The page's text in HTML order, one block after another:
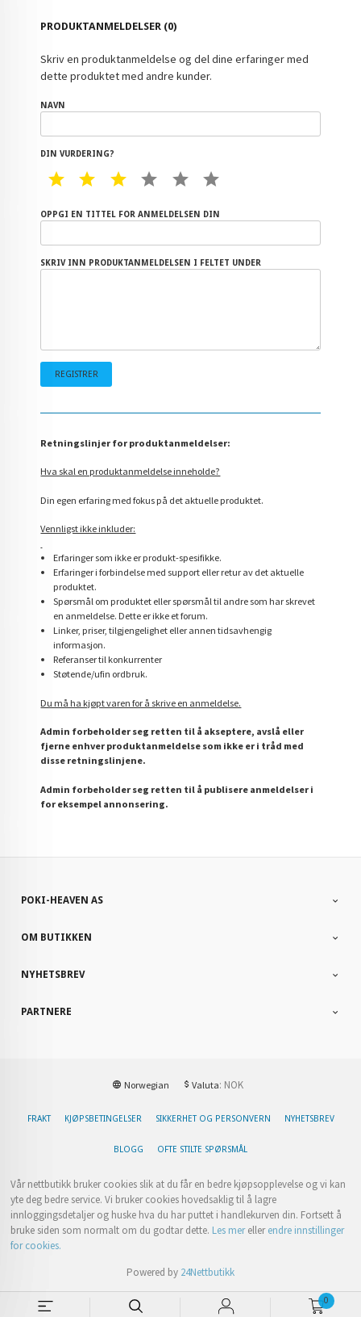
0
PRODUKTANMELDELSER (0)
Skriv en produktanmeldelse og del dine erfaringer med
dette produktet med andre kunder.
NAVN
DIN VURDERING?
1 STAR2 STAR3 STAR4 STAR5 STAR
OPPGI EN TITTEL FOR ANMELDELSEN DIN
SKRIV INN PRODUKTANMELDELSEN I FELTET UNDER
Retningslinjer for produktanmeldelser:
Hva skal en produktanmeldelse inneholde?
Din egen erfaring med fokus på det aktuelle produktet.
Vennligst ikke inkluder:
Erfaringer som ikke er produkt-spesifikke.
Erfaringer i forbindelse med support eller retur av det aktuelle
produktet.
Spørsmål om produktet eller spørsmål til andre som har skrevet
en anmeldelse. Dette er ikke et forum.
Linker, priser, tilgjengelighet eller annen tidsavhengig
informasjon.
Referanser til konkurrenter
Støtende/ufin ordbruk.
Du må ha kjøpt varen for å skrive en anmeldelse.
Admin forbeholder seg retten til å akseptere, avslå eller
fjerne enhver produktanmeldelse som ikke er i tråd med
disse retningslinjene.
Admin forbeholder seg retten til å publisere anmeldelser i
for eksempel annonsering.
POKI-HEAVEN AS
OM BUTIKKEN
NYHETSBREV
PARTNERE
Norwegian Valuta: NOK
FRAKT KJØPSBETINGELSER SIKKERHET OG PERSONVERN NYHETSBREV
BLOGG OFTE STILTE SPØRSMÅL
Vår nettbutikk bruker cookies slik at du får en bedre kjøpsopplevelse og vi kan
yte deg bedre service. Vi bruker cookies hovedsaklig til å lagre
innloggingsdetaljer og huske hva du har puttet i handlekurven din. Fortsett å
bruke siden som normalt om du godtar dette. Les merellerendre innstillinger
for cookies.
Powered by 24Nettbutikk